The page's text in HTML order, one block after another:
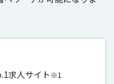
求人サイト※1